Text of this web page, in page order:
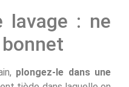
lavage : ne
plongez-le dans une